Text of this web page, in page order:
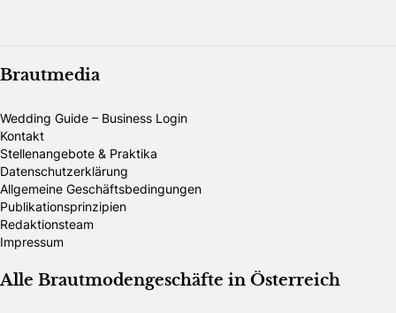
Brautmedia
Wedding Guide – Business Login
Kontakt
Stellenangebote & Praktika
Datenschutzerklärung
Allgemeine Geschäftsbedingungen
Publikationsprinzipien
Redaktionsteam
Impressum
Alle Brautmodengeschäfte in Österreich